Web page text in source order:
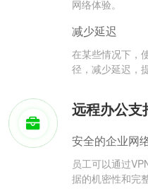
网络体验。
减少延迟
在某些情况下，
径，减少延迟，
远程办公支
安全的企业网
员工可以通过
据的机密性和完